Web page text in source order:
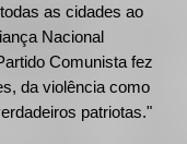
as cidades ao
Nacional
Comunista fez
da violência como
patriotas."